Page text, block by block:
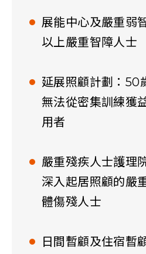
展能中心及嚴重弱
以上嚴重智障人士
延展照顧計劃：50
無法從密集訓練獲
用者
嚴重殘疾人士護理
深入起居照顧的嚴
體傷殘人士
日間暫顧及住宿暫